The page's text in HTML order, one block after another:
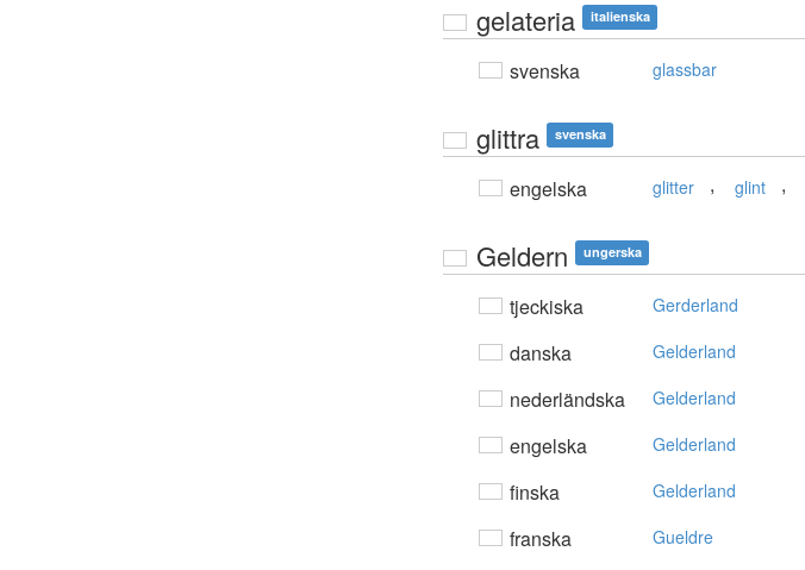
gelateria italienska
svenska glassbar
glittra svenska
engelska glitter , glint ,
Geldern ungerska
tjeckiska Gerderland
danska Gelderland
nederländska Gelderland
engelska Gelderland
finska Gelderland
franska Gueldre